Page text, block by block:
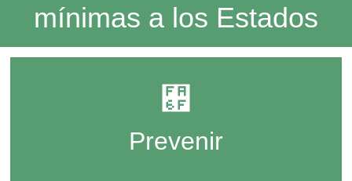
mínimas a los Estados
Prevenir
campañas sostenidas contra los
alertas tempranas con enfoque territorial
para personas LGBTIQ+